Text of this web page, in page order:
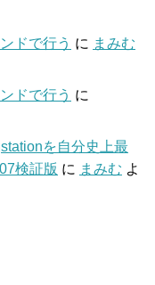
ドで行う に まみむ
ドで行う に
を自分史上最
検証版 に まみむ よ